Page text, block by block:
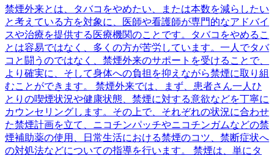
禁煙外来とは、タバコをやめたい、または本数を減らしたい
と考えている方を対象に、医師や看護師が専門的なアドバイ
スや治療を提供する医療機関のことです。タバコをやめるこ
とは容易ではなく、多くの方が苦労しています。一人でタバ
コと闘うのではなく、禁煙外来のサポートを受けることで、
より確実に、そして身体への負担を抑えながら禁煙に取り組
むことができます。 禁煙外来では、まず、患者さん一人ひ
とりの喫煙状況や健康状態、禁煙に対する意欲などを丁寧に
カウンセリングします。その上で、それぞれの状況に合わせ
た禁煙計画を立て、ニコチンパッチやニコチンガムなどの禁
煙補助薬の使用、日常生活における禁煙のコツ、禁断症状へ
の対処法などについての指導を行います。 禁煙は、単にタ